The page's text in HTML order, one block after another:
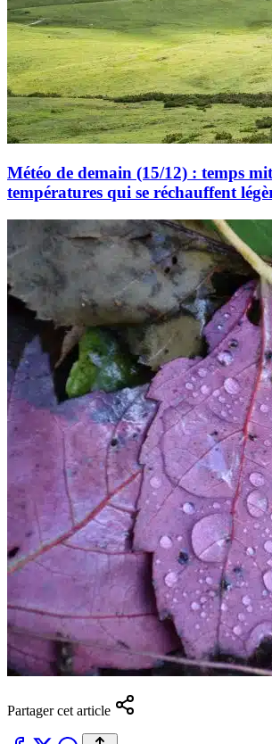
Météo de demain (15/12) : temps
températures qui se réchauffent
Partager cet article